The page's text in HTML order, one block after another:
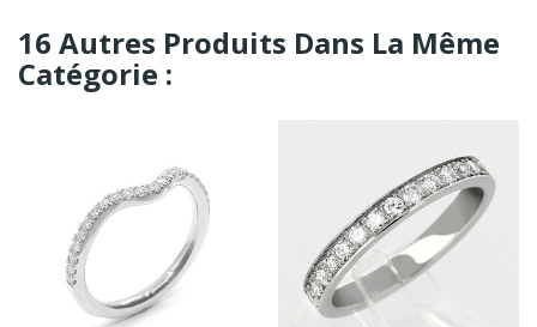
16 Autres Produits Dans La Même
Catégorie :